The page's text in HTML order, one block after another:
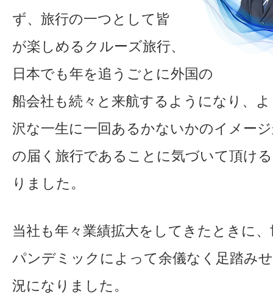
ず、旅行の一つとして皆
が楽しめるクルーズ旅行、
日本でも年を追うごとに外国の
船会社も続々と来航するようになり、
沢な一生に一回あるかないかのイメー
の届く旅行であることに気づいて頂け
りました。
当社も年々業績拡大をしてきたときに
パンデミックによって余儀なく足踏み
況になりました。